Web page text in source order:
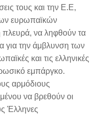
τους και την Ε.Ε,
ευρωπαϊκών
να ληφθούν τα
για την άμβλυνση των
και τις ελληνικές
ρωσικό εμπάργκο.
αρμόδιους
να βρεθούν οι
Έλληνες